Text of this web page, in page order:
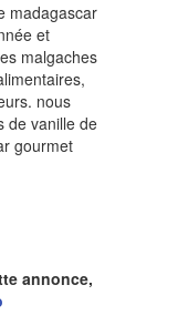
madagascar
et
malgaches
nous
de vanille de
gourmet
annonce,